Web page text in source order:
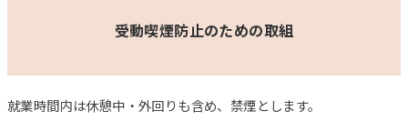
受動喫煙防止のための取組
就業時間内は休憩中・外回りも含め、禁煙とします。